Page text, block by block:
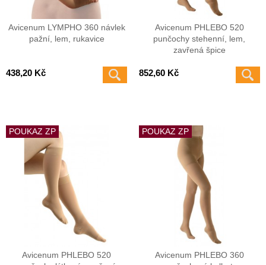
Avicenum LYMPHO 360 návlek
pažní, lem, rukavice
438,20 Kč
Avicenum PHLEBO 520
punčochy stehenní, lem,
zavřená špice
852,60 Kč
POUKAZ ZP
Avicenum PHLEBO 520
POUKAZ ZP
Avicenum PHLEBO 360